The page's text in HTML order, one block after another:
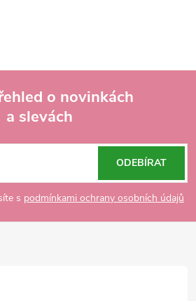
o novinkách
a slevách
s podmínkami ochrany osobních údajů
ODEBÍRAT